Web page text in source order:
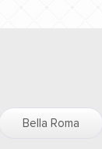
Bella Roma